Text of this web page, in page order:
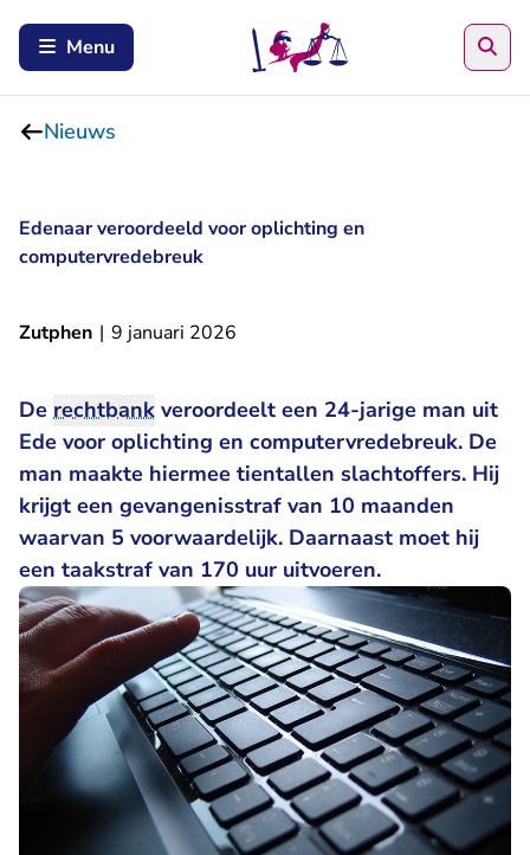
Menu
Nieuws
Edenaar veroordeeld voor oplichting en
computervredebreuk
Zutphen | 9 januari 2026
De rechtbank veroordeelt een 24-jarige man uit
Ede voor oplichting en computervredebreuk. De
man maakte hiermee tientallen slachtoffers. Hij
krijgt een gevangenisstraf van 10 maanden
waarvan 5 voorwaardelijk. Daarnaast moet hij
een taakstraf van 170 uur uitvoeren.